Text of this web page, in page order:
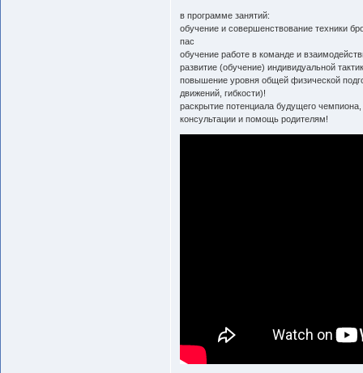
в программе занятий:
обучение и совершенствование техники
пас
обучение работе в команде и
развитие (обучение) индивидуальной
повышение уровня общей физической
движений, гибкости)!
раскрытие потенциала будущего
консультации и помощь родителям!